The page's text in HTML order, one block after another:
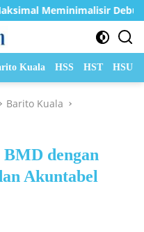
Meminimalisir Debu dan
Kuala HSS HST HSU
Barito Kuala
dengan
Akuntabel